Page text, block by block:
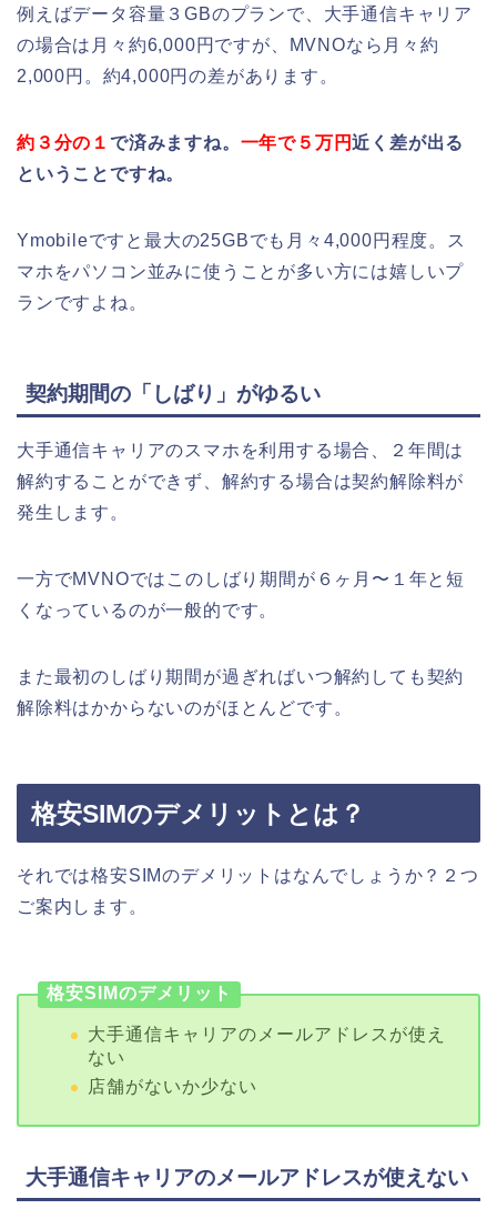
例えばデータ容量３GBのプランで、大手通信キャリア
の場合は月々約6,000円ですが、MVNOなら月々約
2,000円。約4,000円の差があります。
約３分の１ で済みますね。 一年で５万円近く差が出る
ということですね。
Ymobileですと最大の25GBでも月々4,000円程度。ス
マホをパソコン並みに使うことが多い方には嬉しいプ
ランですよね。
契約期間の「しばり」がゆるい
大手通信キャリアのスマホを利用する場合、２年間は
解約することができず、解約する場合は契約解除料が
発生します。
一方でMVNOではこのしばり期間が６ヶ月〜１年と短
くなっているのが一般的です。
また最初のしばり期間が過ぎればいつ解約しても契約
解除料はかからないのがほとんどです。
格安SIMのデメリットとは？
それでは格安SIMのデメリットはなんでしょうか？２つ
ご案内します。
格安SIMのデメリット
大手通信キャリアのメールアドレスが使え
ない
店舗がないか少ない
大手通信キャリアのメールアドレスが使えない